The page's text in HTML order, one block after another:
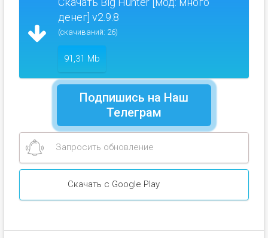
денег] v2.9.8
(скачиваний: 26)
91,31 Mb
Подпишись на Наш
Телеграм
Запросить обновление
Скачать с Google Play